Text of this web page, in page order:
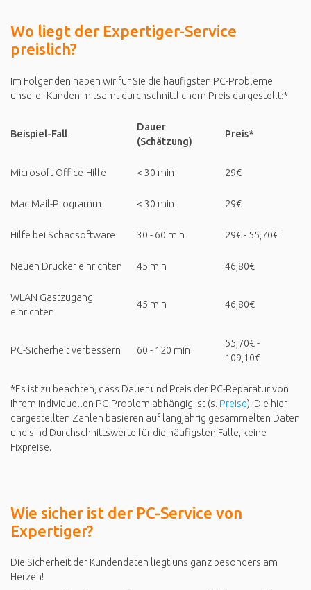
Wo liegt der Expertiger-Service
preislich?
Im Folgenden haben wir für Sie die häufigsten PC-Probleme
unserer Kunden mitsamt durchschnittlichem Preis dargestellt:*
Beispiel-Fall
Dauer
(Schätzung)
Preis*
Microsoft Office-Hilfe < 30 min 29€
Mac Mail-Programm < 30 min 29€
Hilfe bei Schadsoftware 30 - 60 min 29€ - 55,70€
Neuen Drucker einrichten 45 min 46,80€
WLAN Gastzugang
einrichten
45 min 46,80€
PC-Sicherheit verbessern 60 - 120 min
55,70€ -
109,10€
*Es ist zu beachten, dass Dauer und Preis der PC-Reparatur von
Ihrem individuellen PC-Problem abhängig ist (s. Preise). Die hier
dargestellten Zahlen basieren auf langjährig gesammelten Daten
und sind Durchschnittswerte für die häufigsten Fälle, keine
Fixpreise.
Wie sicher ist der PC-Service von
Expertiger?
Die Sicherheit der Kundendaten liegt uns ganz besonders am
Herzen!